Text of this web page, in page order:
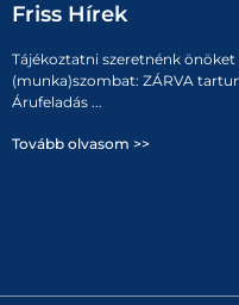
Friss Hírek
Tájékoztatni szeretnénk
(munka)szombat: ZÁRVA
Árufeladás ...
Tovább olvasom >>